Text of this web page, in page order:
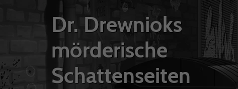
Dr. Drewnioks
mörderische
Schattenseiten